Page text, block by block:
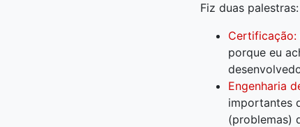
Fiz duas palestras:
Certificação:
porque eu
Engenharia
importantes
(problemas)